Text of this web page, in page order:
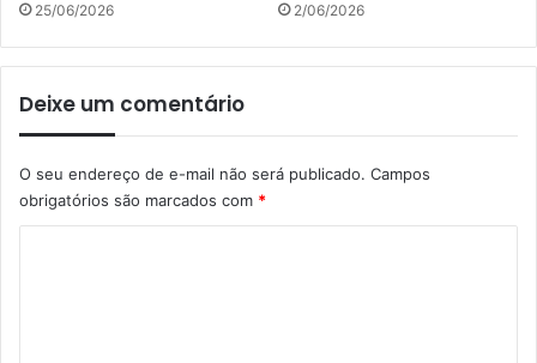
25/06/2026 2/06/2026
Deixe um comentário
O seu endereço de e-mail não será publicado. Campos
obrigatórios são marcados com *